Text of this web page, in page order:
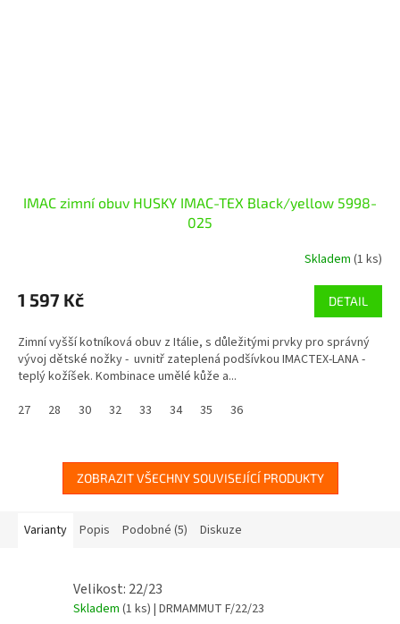
IMAC zimní obuv HUSKY IMAC-TEX Black/yellow 5998-
025
Skladem (1 ks)
1 597 Kč DETAIL
Zimní vyšší kotníková obuv z Itálie, s důležitými prvky pro správný
vývoj dětské nožky - uvnitř zateplená podšívkou IMACTEX-LANA -
teplý kožíšek. Kombinace umělé kůže a...
27
28 30 32 33 34 35 36
ZOBRAZIT VŠECHNY SOUVISEJÍCÍ PRODUKTY
Varianty Popis Podobné (5) Diskuze
Velikost: 22/23
Skladem (1 ks) | DRMAMMUT F/22/23